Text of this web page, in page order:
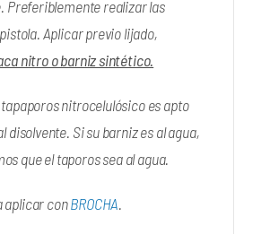
Preferiblemente realizar las
Aplicar previo lijado,
nitro o barniz sintético.
tapaporos nitrocelulósico es apto
disolvente. Si su barniz es al agua,
que el taporos sea al agua.
aplicar conBROCHA.